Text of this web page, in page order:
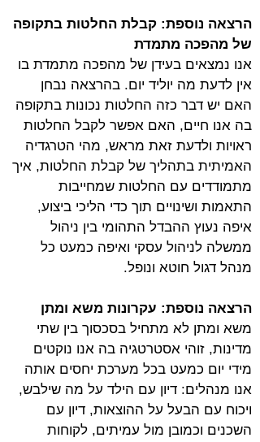
הרצאה נוספת: קבלת החלטות בתקופה
של מהפכה מתמדת
אנו נמצאים בעידן של מהפכה מתמדת בו
אין לדעת מה יוליד יום. בהרצאה נבחן
האם יש דבר כזה החלטות נכונות בתקופה
בה אנו חיים, האם אפשר לקבל החלטות
ראויות ולדעת זאת מראש, מהי הטרגדיה
האמיתית בתהליך של קבלת החלטות, איך
מתמודדים עם החלטות שמחייבות
התאמות ושינויים תוך כדי הליכי ביצוע,
איפה נעוץ ההבדל התהומי בין ניהול
ממשלה לניהול עסקי ואיפה כמעט כל
מנהל דגול חוטא ונופל.
הרצאה נוספת: עקרונות משא ומתן
משא ומתן לא מתחיל בסכסוך בין שתי
מדינות, זוהי אסטרטגיה בה אנו נוקטים
מידי יום כמעט בכל מערכת יחסים אותה
אנו מנהלים: דיון עם הילד על מה שילבש,
ויכוח עם הבעל על ההוצאות, דיון עם
השכנים וכמובן מול עמיתים, לקוחות